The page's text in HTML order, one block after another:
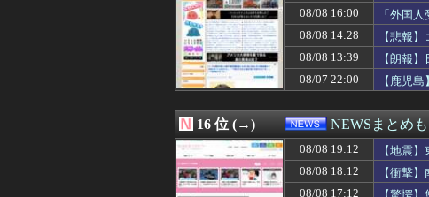
08/08 16:00
「外国
08/08 14:28
【悲報
08/08 13:39
【朗報
08/07 22:00
【鹿児
16 位 (→) NEWSまとめ
08/08 19:12
【地震
08/08 18:12
【衝撃
08/08 17:12